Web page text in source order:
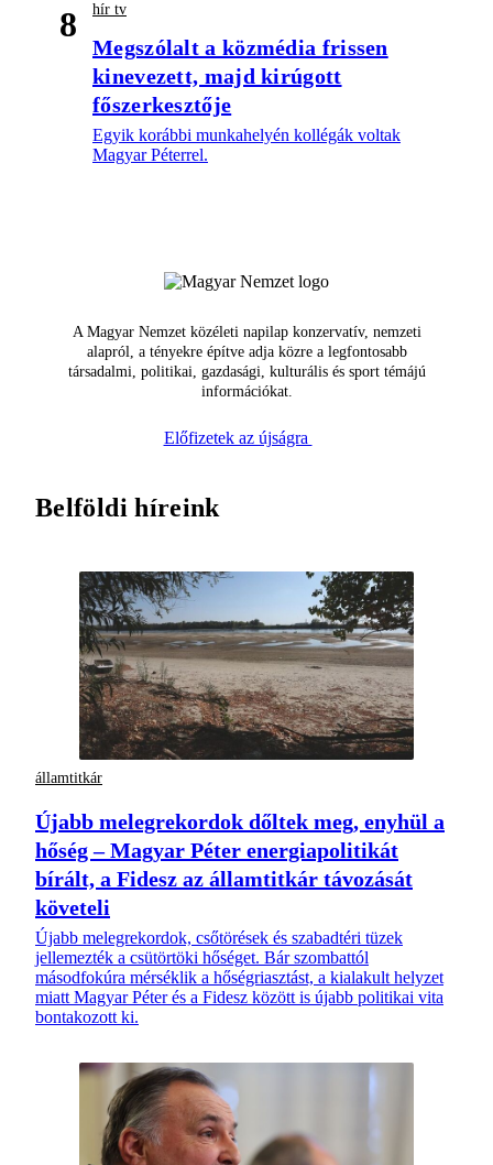
8 hír tv
Megszólalt a közmédia frissen
kinevezett, majd kirúgott
főszerkesztője
Egyik korábbi munkahelyén kollégák voltak
Magyar Péterrel.
A Magyar Nemzet közéleti napilap konzervatív, nemzeti
alapról, a tényekre építve adja közre a legfontosabb
társadalmi, politikai, gazdasági, kulturális és sport témájú
információkat.
Előfizetek az újságra
Belföldi híreink
államtitkár
Újabb melegrekordok dőltek meg, enyhül a
hőség – Magyar Péter energiapolitikát
bírált, a Fidesz az államtitkár távozását
követeli
Újabb melegrekordok, csőtörések és szabadtéri tüzek
jellemezték a csütörtöki hőséget. Bár szombattól
másodfokúra mérséklik a hőségriasztást, a kialakult helyzet
miatt Magyar Péter és a Fidesz között is újabb politikai vita
bontakozott ki.